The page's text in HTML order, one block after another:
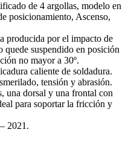
de 4 argollas, modelo en
posicionamiento, Ascenso,
producida por el impacto de
suspendido en posición
no mayor a 30º.
caliente de soldadura.
tensión y abrasión.
una dorsal y una frontal con
para soportar la fricción y
2021.